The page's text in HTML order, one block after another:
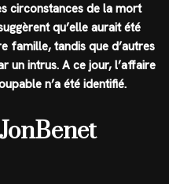
circonstances de la mort
qu’elle aurait été
famille, tandis que d’autres
un intrus. A ce jour, l’affaire
n’a été identifié.